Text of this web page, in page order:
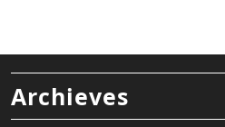
Archieves